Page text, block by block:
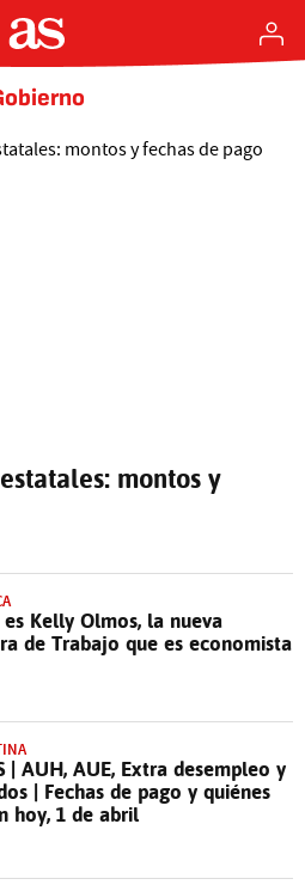
montos y
es Kelly Olmos, la nueva
de Trabajo que es economista
| AUH, AUE, Extra desempleo y
| Fechas de pago y quiénes
hoy, 1 de abril